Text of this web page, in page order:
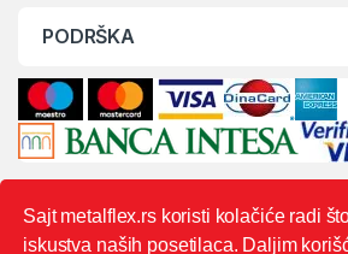
PODRŠKA
Sajt metalflex.rs koristi kolačiće radi
iskustva naših posetilaca. Daljim